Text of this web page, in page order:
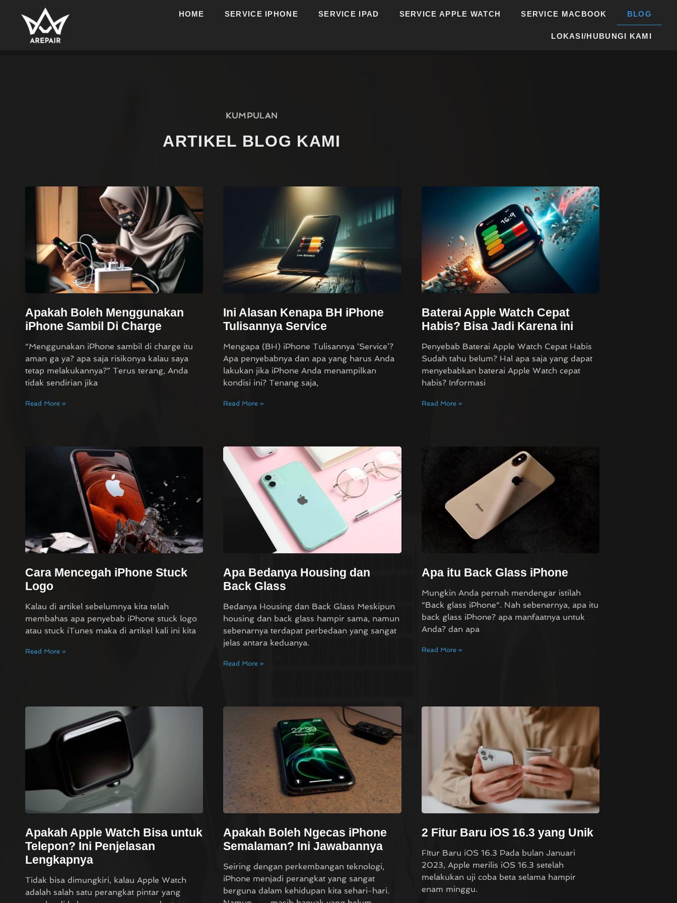
HOME SERVICE IPHONE SERVICE IPAD SERVICE APPLE WATCH SERVICE MACBOOK BLOG
LOKASI/HUBUNGI KAMI
KUMPULAN
ARTIKEL BLOG KAMI
Apakah Boleh Menggunakan
iPhone Sambil Di Charge
“Menggunakan iPhone sambil di charge itu
aman ga ya? apa saja risikonya kalau saya
tetap melakukannya?” Terus terang, Anda
tidak sendirian jika
Read More »
Ini Alasan Kenapa BH iPhone
Tulisannya Service
Mengapa (BH) iPhone Tulisannya ‘Service’?
Apa penyebabnya dan apa yang harus Anda
lakukan jika iPhone Anda menampilkan
kondisi ini? Tenang saja,
Read More »
Baterai Apple Watch Cepat
Habis? Bisa Jadi Karena ini
Penyebab Baterai Apple Watch Cepat Habis
Sudah tahu belum? Hal apa saja yang dapat
menyebabkan baterai Apple Watch cepat
habis? Informasi
Read More »
Cara Mencegah iPhone Stuck
Logo
Kalau di artikel sebelumnya kita telah
membahas apa penyebab iPhone stuck logo
atau stuck iTunes maka di artikel kali ini kita
Read More »
Apa Bedanya Housing dan
Back Glass
Bedanya Housing dan Back Glass Meskipun
housing dan back glass hampir sama, namun
sebenarnya terdapat perbedaan yang sangat
jelas antara keduanya.
Read More »
Apa itu Back Glass iPhone
Mungkin Anda pernah mendengar istilah
“Back glass iPhone“. Nah sebenernya, apa itu
back glass iPhone? apa manfaatnya untuk
Anda? dan apa
Read More »
Apakah Apple Watch Bisa untuk
Telepon? Ini Penjelasan
Lengkapnya
Tidak bisa dimungkiri, kalau Apple Watch
adalah salah satu perangkat pintar yang
Apakah Boleh Ngecas iPhone
Semalaman? Ini Jawabannya
Seiring dengan perkembangan teknologi,
iPhone menjadi perangkat yang sangat
berguna dalam kehidupan kita sehari-hari.
2 Fitur Baru iOS 16.3 yang Unik
FItur Baru iOS 16.3 Pada bulan Januari
2023, Apple merilis iOS 16.3 setelah
melakukan uji coba beta selama hampir
enam minggu.